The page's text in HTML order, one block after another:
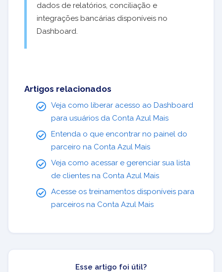
dados de relatórios, conciliação e
integrações bancárias disponíveis no
Dashboard.
Artigos relacionados
Veja como liberar acesso ao Dashboard
para usuários da Conta Azul Mais
Entenda o que encontrar no painel do
parceiro na Conta Azul Mais
Veja como acessar e gerenciar sua lista
de clientes na Conta Azul Mais
Acesse os treinamentos disponíveis para
parceiros na Conta Azul Mais
Esse artigo foi útil?